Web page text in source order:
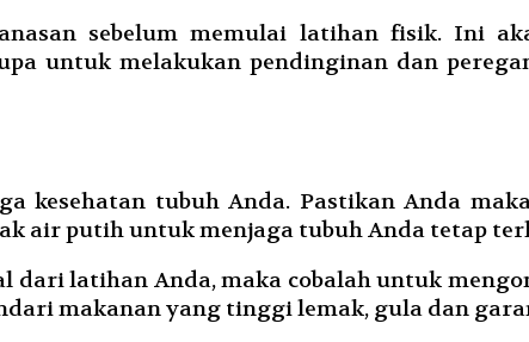
sebelum memulai latihan fisik. Ini
untuk melakukan pendinginan dan
kesehatan tubuh Anda. Pastikan Anda
air putih untuk menjaga tubuh Anda tetap
latihan Anda, maka cobalah untuk
makanan yang tinggi lemak, gula dan